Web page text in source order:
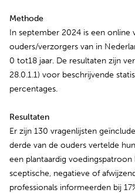
Methode
In september 2024 is een online
ouders/verzorgers van in
0 tot18 jaar. De resultaten zijn
28.0.1.1) voor beschrijvende
percentages.
Resultaten
Er zijn 130 vragenlijsten
derde van de ouders vertelde
een plantaardig voedingspatroon
sceptische, negatieve of
professionals informeerden bij